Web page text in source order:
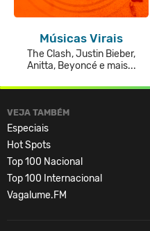
Músicas Virais
The Clash, Justin Bieber,
Anitta, Beyoncé e mais...
VEJA TAMBÉM
Especiais
Hot Spots
Top 100 Nacional
Top 100 Internacional
Vagalume.FM